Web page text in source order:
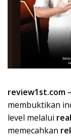
review1st.com –
membuktikan
level melalui
memecahkan